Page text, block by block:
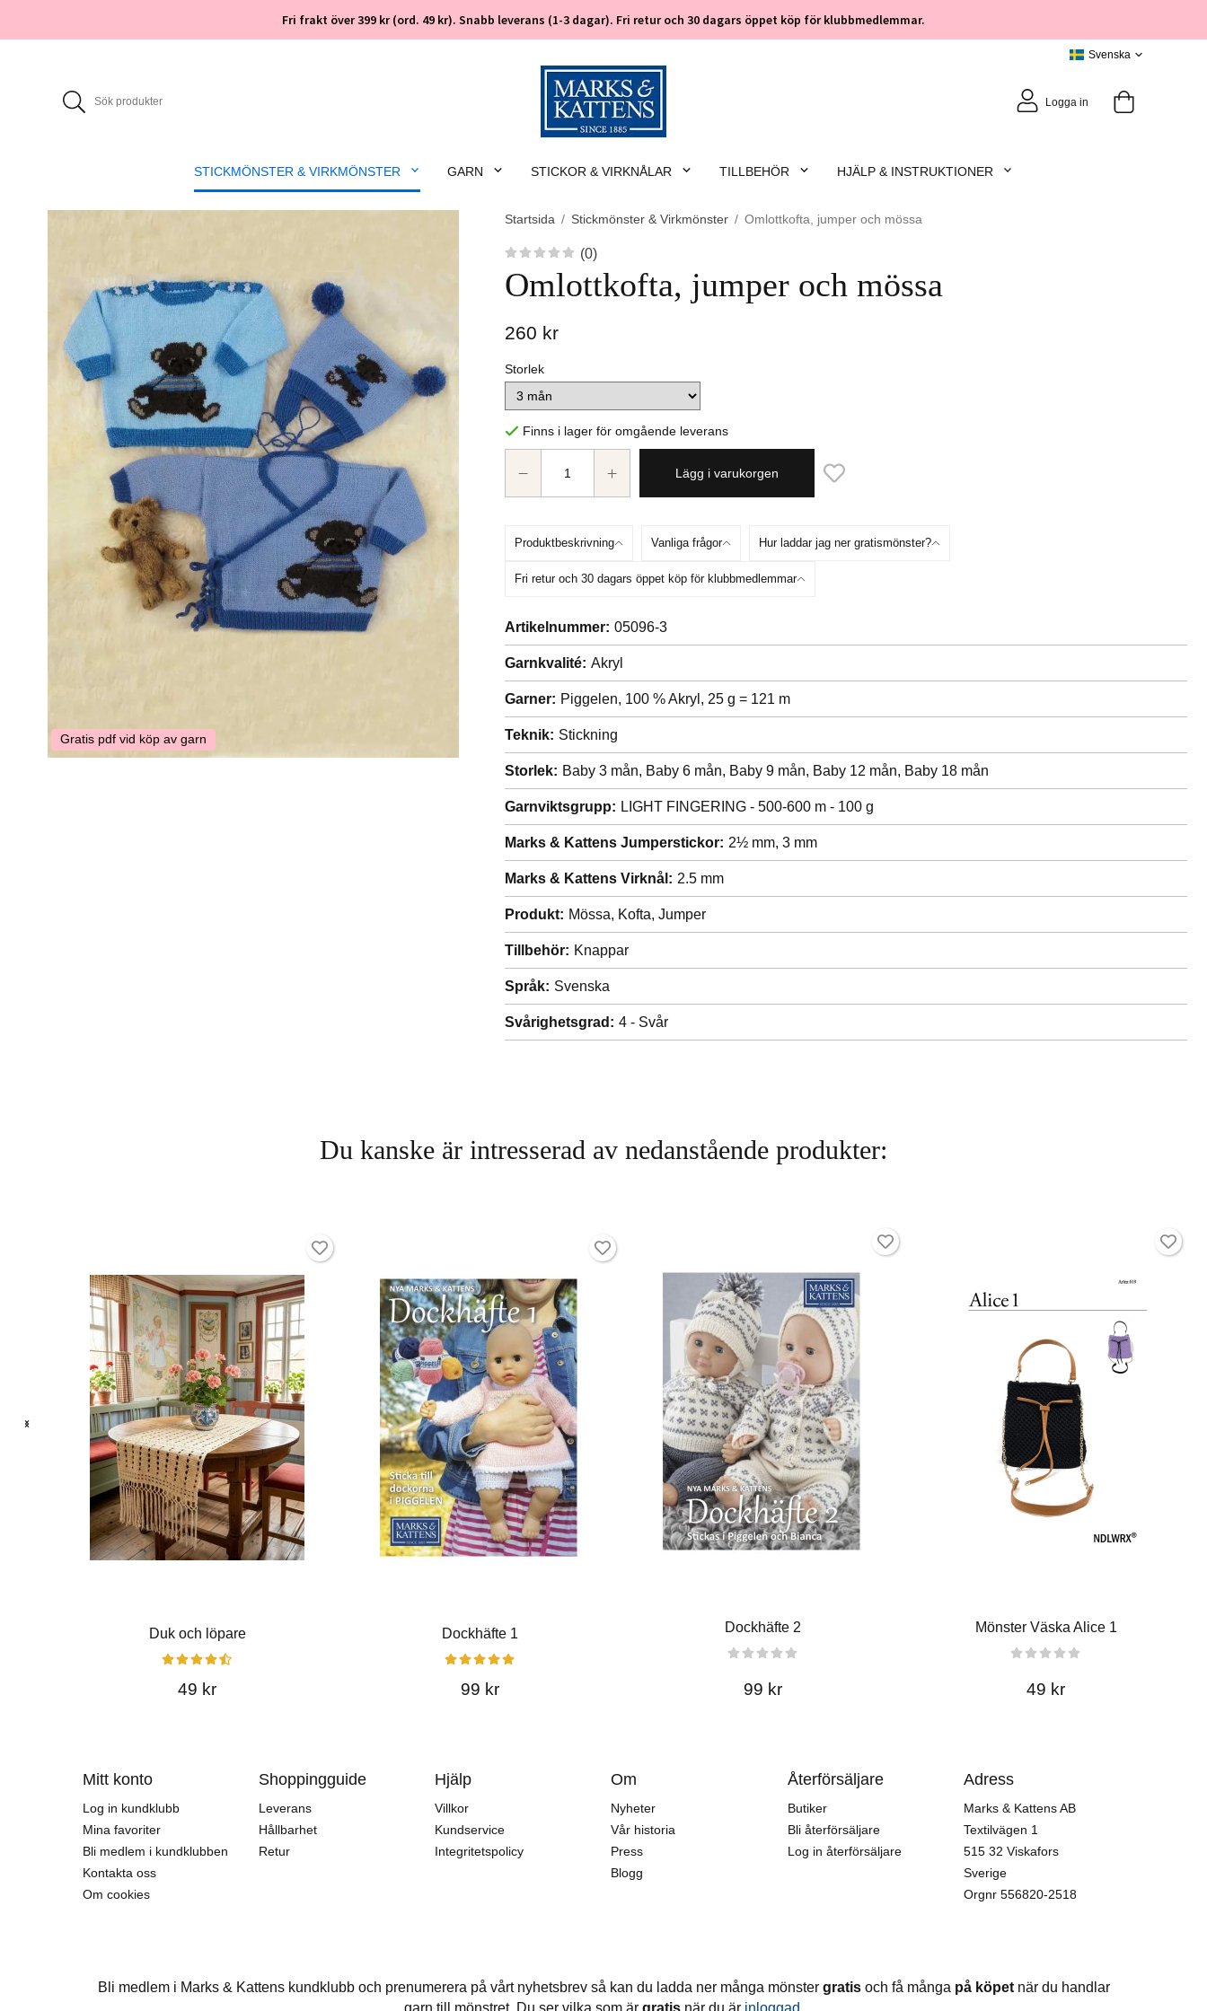
Fri frakt över 399 kr (ord. 49 kr). Snabb leverans (1-3 dagar). Fri retur och 30 dagars öppet köp för klubbmedlemmar.
Logga in
STICKMÖNSTER & VIRKMÖNSTER GARN STICKOR & VIRKNÅLAR TILLBEHÖR HJÄLP & INSTRUKTIONER
Gratis pdf vid köp av garn
Startsida / Stickmönster & Virkmönster / Omlottkofta, jumper och mössa
(0)
Omlottkofta, jumper och mössa
260 kr
Storlek
Finns i lager för omgående leverans
Lägg i varukorgen
Produktbeskrivning Vanliga frågor Hur laddar jag ner gratismönster?
Fri retur och 30 dagars öppet köp för klubbmedlemmar
Artikelnummer: 05096-3
Garnkvalité: Akryl
Garner: Piggelen, 100 % Akryl, 25 g = 121 m
Teknik: Stickning
Storlek: Baby 3 mån, Baby 6 mån, Baby 9 mån, Baby 12 mån, Baby 18 mån
Garnviktsgrupp: LIGHT FINGERING - 500-600 m - 100 g
Marks & Kattens Jumperstickor: 2½ mm, 3 mm
Marks & Kattens Virknål: 2.5 mm
Produkt: Mössa, Kofta, Jumper
Tillbehör: Knappar
Språk: Svenska
Svårighetsgrad: 4 - Svår
Du kanske är intresserad av nedanstående produkter:
Duk och löpare
49 kr
Dockhäfte 1
99 kr
Dockhäfte 2
99 kr
Mönster Väska Alice 1
49 kr
Mitt konto
Log in kundklubb
Mina favoriter
Bli medlem i kundklubben
Kontakta oss
Om cookies
Shoppingguide
Leverans
Hållbarhet
Retur
Hjälp
Villkor
Kundservice
Integritetspolicy
Om
Nyheter
Vår historia
Press
Blogg
Återförsäljare
Butiker
Bli återförsäljare
Log in återförsäljare
Adress
Marks & Kattens AB
Textilvägen 1
515 32 Viskafors
Sverige
Orgnr 556820-2518
Bli medlem i Marks & Kattens kundklubb och prenumerera på vårt nyhetsbrev så kan du ladda ner många mönster gratisoch få många på köpetnär du handlar